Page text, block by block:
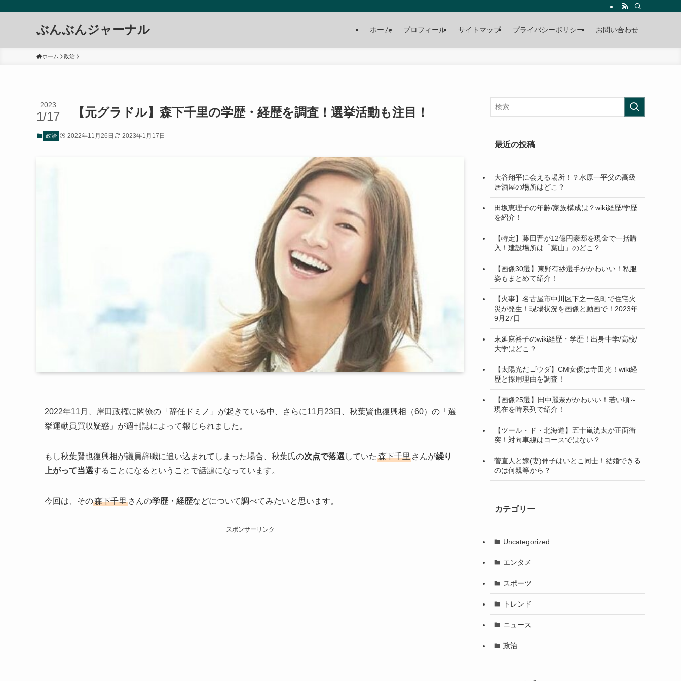
ぶんぶんジャーナル ホーム プロフィール サイトマップ プライバシーポリシー お問い合わせ
ホーム 政治
【元グラドル】森下千里の学歴・経歴を調査！選挙活動も注目！
2023
1/17
政治 2022年11月26日 2023年1月17日
2022年11月、岸田政権に閣僚の「辞任ドミノ」が起きている中、さらに11月23日、秋葉賢也復興相（60）の「選
挙運動員買収疑惑」が週刊誌によって報じられました。
もし秋葉賢也復興相が議員辞職に追い込まれてしまった場合、秋葉氏の次点で落選 していた 森下千里 さんが繰り
上がって当選することになるということで話題になっています。
今回は、その森下千里 さんの学歴・経歴などについて調べてみたいと思います。
スポンサーリンク
最近の投稿
大谷翔平に会える場所！？水原一平父の高級
居酒屋の場所はどこ？
田坂恵理子の年齢/家族構成は？wiki経歴/学歴
を紹介！
【特定】藤田晋が12億円豪邸を現金で一括購
入！建設場所は「葉山」のどこ？
【画像30選】東野有紗選手がかわいい！私服
姿もまとめて紹介！
【火事】名古屋市中川区下之一色町で住宅火
災が発生！現場状況を画像と動画で！2023年
9月27日
末延麻裕子のwiki経歴・学歴！出身中学/高校/
大学はどこ？
【太陽光だゴウダ】CM女優は寺田光！wiki経
歴と採用理由を調査！
【画像25選】田中麗奈がかわいい！若い頃～
現在を時系列で紹介！
【ツール・ド・北海道】五十嵐洸太が正面衝
突！対向車線はコースではない？
菅直人と嫁(妻)伸子はいとこ同士！結婚できる
のは何親等から？
カテゴリー
Uncategorized
エンタメ
スポーツ
トレンド
ニュース
政治